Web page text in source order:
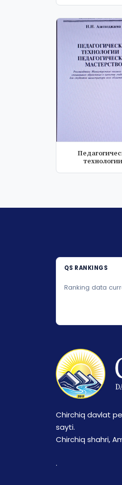
QS RANKINGS
Ranking data
Chirchiq davlat
sayti.
Chirchiq shahri,
.